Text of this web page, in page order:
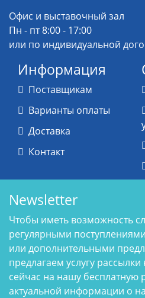
Офис и выставочный зал
Пн - пт 8:00 - 17:00
или по индивидуальной
Информация
Поставщикам
Варианты оплаты
Доставка
Контакт
Newsletter
Чтобы иметь возможность
регулярными
или дополнительными
предлагаем услугу
сейчас на нашу бесплатную
актуальной информации о